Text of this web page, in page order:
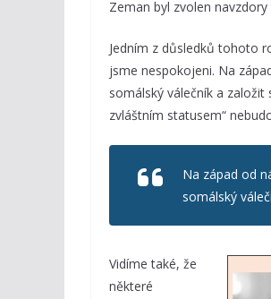
Zeman byl zvolen
Jedním z důsledků tohoto
jsme nespokojeni. Na
somálský válečník a
zvláštním statusem“
Na západ od
somálský
Vidíme také, že
některé